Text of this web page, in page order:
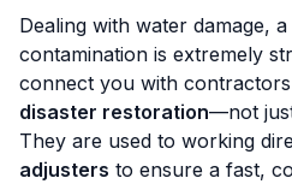
Dealing with water damage,
contamination is extremely
connect you with
disaster restoration—not
They are used to working
adjusters to ensure a fast,